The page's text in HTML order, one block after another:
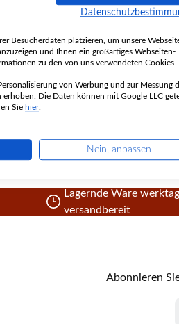
Lagernde Ware
versandbereit
Abonnieren
Besucherdaten platzieren, um unsere
und Ihnen ein großartiges Webseiten-
zu den von uns verwendeten Cookies
von Werbung und zur Messung
Die Daten können mit Google LLC
Sie hier.
Nein, anpassen